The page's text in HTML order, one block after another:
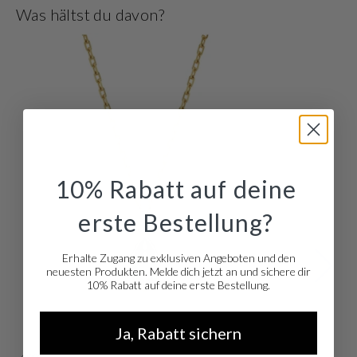
auch als Set erhältlich
Was hältst du davon?
10% Rabatt auf deine
erste Bestellung?
Erhalte Zugang zu exklusiven Angeboten und den
neuesten Produkten. Melde dich jetzt an und sichere dir
10% Rabatt auf deine erste Bestellung.
Ja, Rabatt sichern